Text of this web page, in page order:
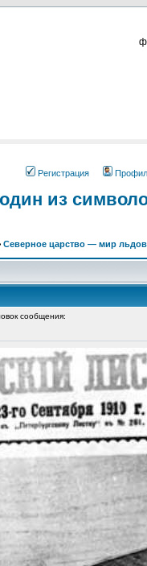
Регистрация
из
Северное царство — мир
сообщения: